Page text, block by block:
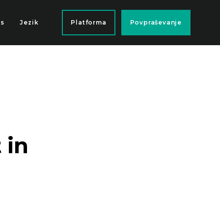
Jezik Platforma Povpraševanje
in